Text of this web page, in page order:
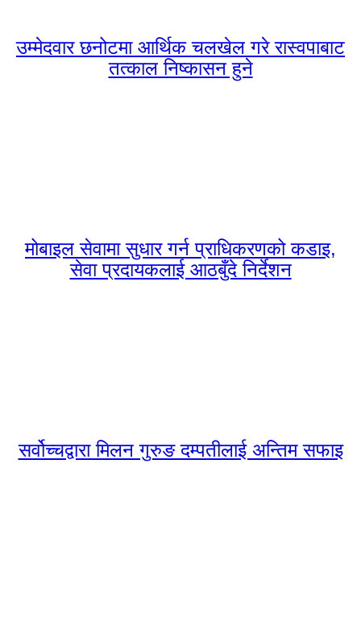
उम्मेदवार छनोटमा आर्थिक चलखेल गरे रास्वपाबाट
तत्काल निष्कासन हुने
मोबाइल सेवामा सुधार गर्न प्राधिकरणको कडाइ,
सेवा प्रदायकलाई आठबुँदे निर्देशन
सर्वोच्चद्वारा मिलन गुरुङ दम्पतीलाई अन्तिम सफाइ